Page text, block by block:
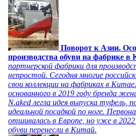
Поворот к Азии.
производства обуви на фабрике в
партнерской фабрики для
непростой. Сегодня многие
свои коллекции на фабриках в
основанного в 2019 году бренда
N.aked легла идея выпуска туфель,
идеальной посадкой по ноге.
отшивалась в Европе, но уже в 2022
обуви перенесли в Китай.